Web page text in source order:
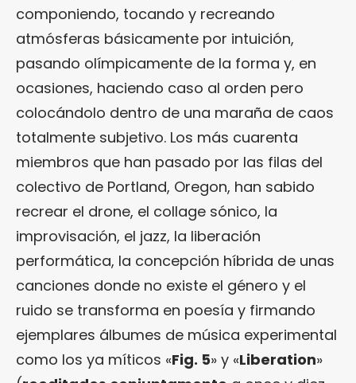
componiendo, tocando y recreando
atmósferas básicamente por intuición,
pasando olímpicamente de la forma y, en
ocasiones, haciendo caso al orden pero
colocándolo dentro de una maraña de caos
totalmente subjetivo. Los más cuarenta
miembros que han pasado por las filas del
colectivo de Portland, Oregon, han sabido
recrear el drone, el collage sónico, la
improvisación, el jazz, la liberación
performática, la concepción híbrida de unas
canciones donde no existe el género y el
ruido se transforma en poesía y firmando
ejemplares álbumes de música experimental
como los ya míticos «Fig. 5» y «Liberation»